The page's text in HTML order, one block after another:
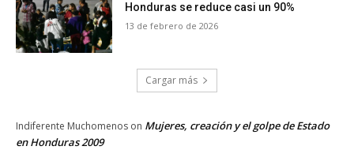
Honduras se reduce casi un 90%
13 de febrero de 2026
Cargar más
Indiferente Muchomenos on Mujeres, creación y el golpe de Estado
en Honduras 2009